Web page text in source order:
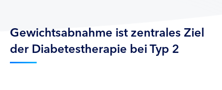
Gewichtsabnahme ist zentrales Ziel
der Diabetestherapie bei Typ 2